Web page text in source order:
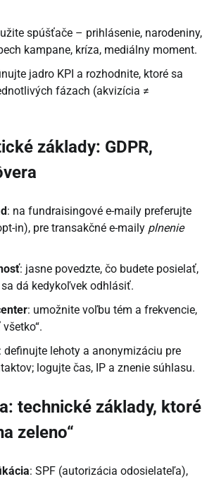
spúšťače – prihlásenie, narodeniny,
kampane, kríza, mediálny moment.
jadro KPI a rozhodnite, ktoré sa
fázach (akvizícia ≠
základy: GDPR,
: na fundraisingové e-maily preferujte
in), pre transakčné e-maily plnenie
: jasne povedzte, čo budete posielať,
dá kedykoľvek odhlásiť.
: umožnite voľbu tém a frekvencie,
: definujte lehoty a anonymizáciu pre
logujte čas, IP a znenie súhlasu.
technické základy, ktoré
zeleno“
: SPF (autorizácia odosielateľa),